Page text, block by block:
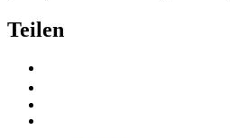
Teilen